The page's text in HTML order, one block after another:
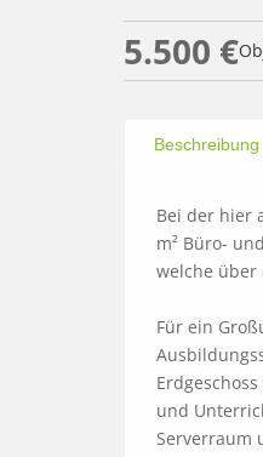
5.500 €
Beschreibung
Bei der hier
m² Büro-
welche über
Für ein
und
Serverraum